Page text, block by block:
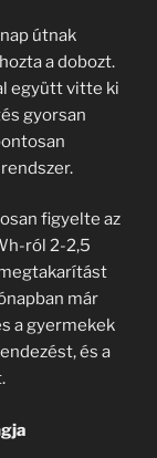
útnak
a dobozt.
együtt vitte ki
gyorsan
figyelte az
ról 2-2,5
már
a gyermekek
és a